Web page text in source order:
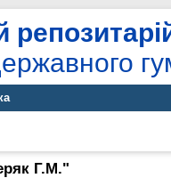
Г.М."